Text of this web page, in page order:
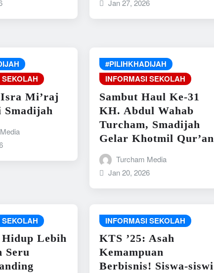
Jan 27, 2026
Mi’raj
Smadijah
#PILIHKHADIJAH
INFORMASI SEKOLAH
Sambut Haul Ke-31
KH. Abdul Wahab
Turcham, Smadijah
Gelar Khotmil Qur’an
Turcham Media
Jan 20, 2026
Hidup Lebih
Seru
INFORMASI SEKOLAH
KTS ’25: Asah
Kemampuan
Berbisnis! Siswa-siswi